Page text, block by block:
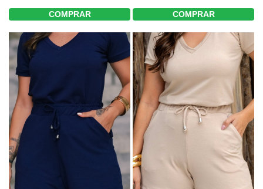
COMPRAR COMPRAR